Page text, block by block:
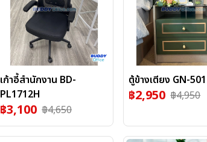
เก้าอี้สำนักงาน BD-
PL1712H
฿3,100 ฿4,650
ตู้ข้างเตียง GN-501
฿2,950 ฿4,950